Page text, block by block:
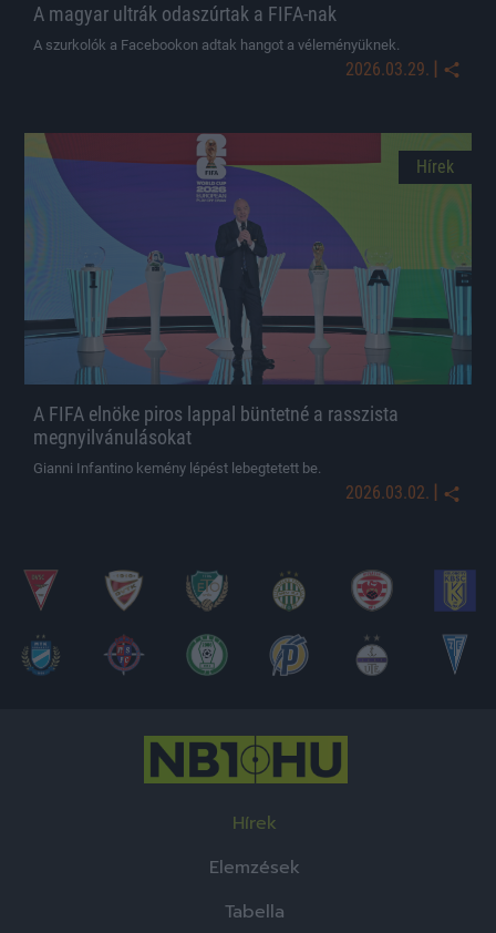
A magyar ultrák odaszúrtak a FIFA-nak
A szurkolók a Facebookon adtak hangot a véleményüknek.
2026.03.29. |
Hírek
A FIFA elnöke piros lappal büntetné a rasszista
megnyilvánulásokat
Gianni Infantino kemény lépést lebegtetett be.
2026.03.02. |
Hírek
Elemzések
Tabella